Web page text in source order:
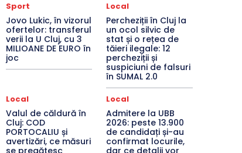
Sport
Jovo Lukic, în vizorul
ofertelor: transferul
verii la U Cluj, cu 3
MILIOANE DE EURO în
joc
Local
Percheziții în Cluj la
un ocol silvic de
stat și o rețea de
tăieri ilegale: 12
percheziții și
suspiciuni de falsuri
în SUMAL 2.0
Local
Valul de căldură în
Cluj: COD
PORTOCALIU și
avertizări, ce măsuri
se pregătesc
Local
Admitere la UBB
2026: peste 13.900
de candidați și-au
confirmat locurile,
dar ce detalii vor